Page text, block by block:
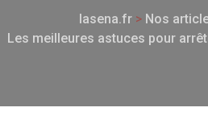
lasena.fr> Nos
Les meilleures astuces pour